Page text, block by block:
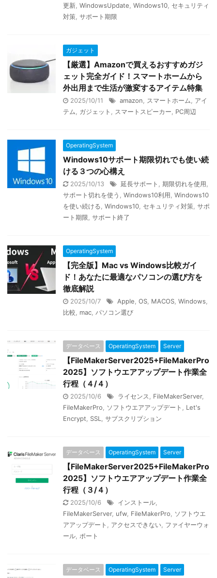
更新 WindowsUpdate Windows10 セキュリティ
対策 サポート期限
ガジェット
【厳選】Amazonで買えるおすすめガジ
ェット完全ガイド！スマートホームから
外出用まで生活が激変するアイテム特集
2025/10/11 amazon スマートホーム
アイ
テム
ガジェット スマートスピーカー PC周辺
OperatingSystem
Windows10サポート期限切れでも使い続
ける３つの心構え
2025/10/13 延長サポート 期限切れを使用
サポート切れを使う
Windows10利用 Windows10
を使い続ける Windows10 セキュリティ対策 サポ
ート期限 サポート終了
OperatingSystem
【完全版】Mac vs Windows比較ガイ
ド！あなたに最適なパソコンの選び方を
徹底解説
2025/10/7 Apple OS MACOS Windows
比較
mac パソコン選び
データベース OperatingSystem Server
【FileMakerServer2025+FileMakerPro
2025】ソフトウエアアップデート作業全
行程（４/４）
2025/10/6 ライセンス FileMakerServer,
FileMakerPro
ソフトウエアアップデート
Let's
Encrypt
SSL サブスクリプション
データベース OperatingSystem Server
【FileMakerServer2025+FileMakerPro
2025】ソフトウエアアップデート作業全
行程（３/４）
2025/10/6 インストール
FileMakerServer, ufw FileMakerPro
ソフトウエ
アアップデート
アクセスできない ファイヤーウォ
ール ポート
データベース OperatingSystem Server